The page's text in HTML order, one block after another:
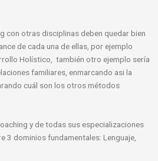
con otras disciplinas deben quedar bien
de cada una de ellas, por ejemplo
Holístico, también otro ejemplo sería
familiares, enmarcando asi la
cuál son los otros métodos
y de todas sus especializaciones
3 dominios fundamentales: Lenguaje,